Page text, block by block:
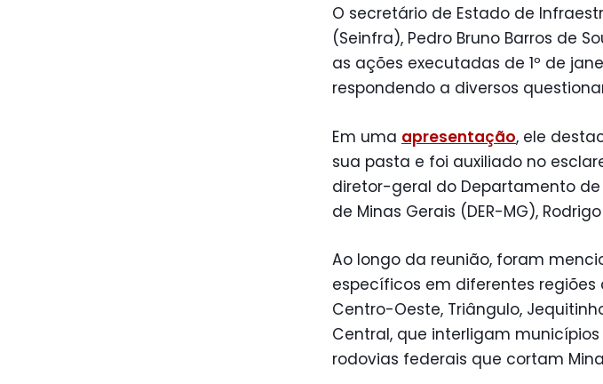
O secretário de Estado de
(Seinfra), Pedro Bruno Barros de
as ações executadas de 1º de
respondendo a diversos
Em uma apresentação, ele
sua pasta e foi auxiliado no
diretor-geral do Departamento
de Minas Gerais (DER-MG),
Ao longo da reunião, foram
específicos em diferentes regiões
Centro-Oeste, Triângulo,
Central, que interligam
rodovias federais que cortam